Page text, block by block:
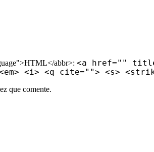
abbr>: <a href=""
<i> <q cite=""> <s>
que comente.